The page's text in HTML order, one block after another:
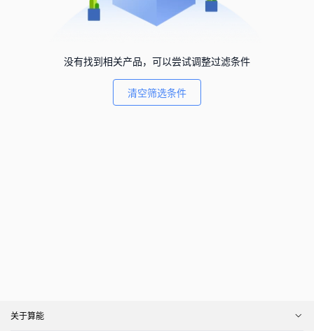
没有找到相关产品，可以尝试调整过滤条件
清空筛选条件
关于算能